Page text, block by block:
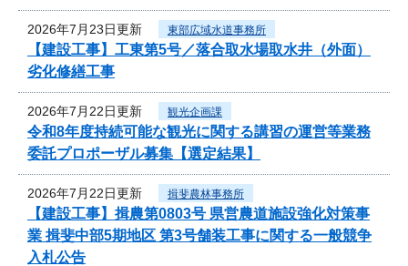
2026年7月23日更新 東部広域水道事務所
【建設工事】工東第5号／落合取水場取水井（外面）
劣化修繕工事
2026年7月22日更新 観光企画課
令和8年度持続可能な観光に関する講習の運営等業務
委託プロポーザル募集【選定結果】
2026年7月22日更新 揖斐農林事務所
【建設工事】揖農第0803号 県営農道施設強化対策事
業 揖斐中部5期地区 第3号舗装工事に関する一般競争
入札公告